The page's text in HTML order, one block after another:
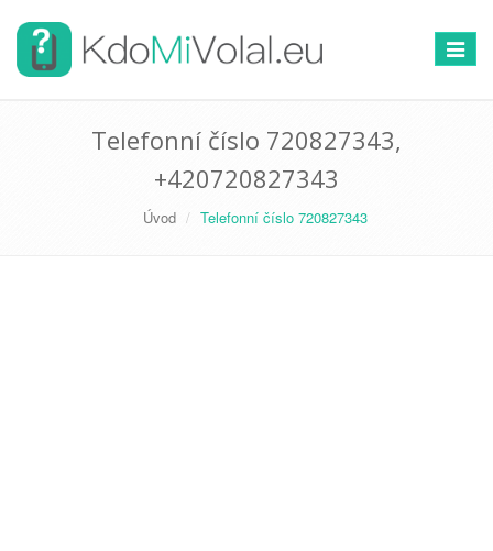
Telefonní číslo 720827343,
+420720827343
Úvod Telefonní číslo 720827343